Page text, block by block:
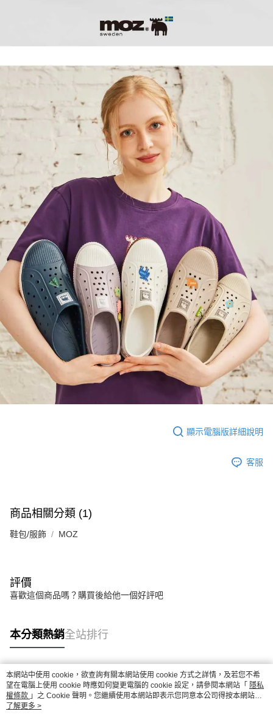
顯示電腦版詳細說明
客服
商品相關分類 (1)
鞋包/服飾 MOZ
評價
喜歡這個商品嗎？購買後給他一個好評吧
本分類熱銷全站排行
熱門標籤
本網站中使用 cookie，欲查詢有關本網站使用 cookie 方式之詳情，及若您不希
望在電腦上使用 cookie 時應如何變更電腦的 cookie 設定，請參閱本網站「 隱私
權條款 」之 Cookie 聲明。您繼續使用本網站即表示您同意本公司得按本網站使
用條款之 Cookie 聲明使用 cookie。
了解更多 >